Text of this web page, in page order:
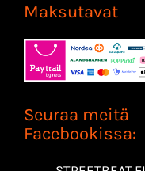
Maksutavat
Seuraa meitä
Facebookissa: